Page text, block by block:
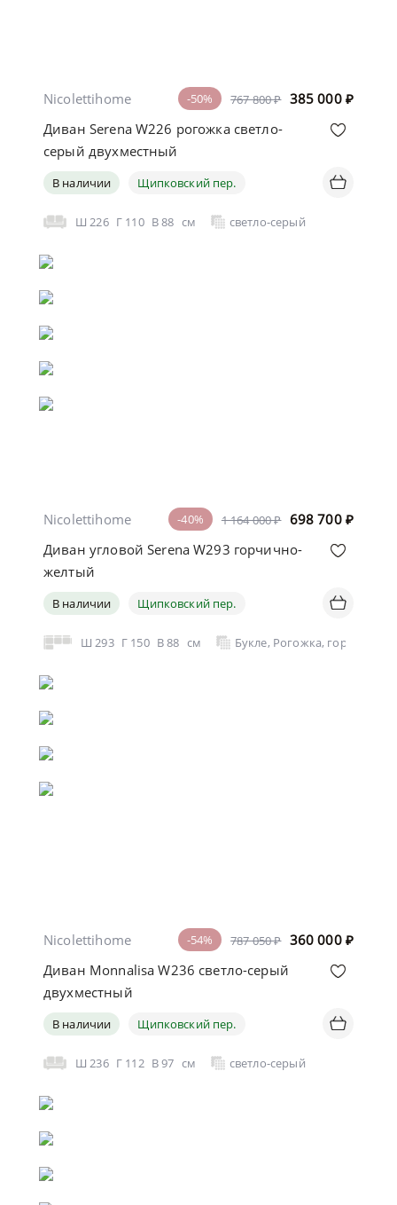
767 800 ₽ 385 000 ₽
-50%
Nicolettihome
Диван Serena W226 рогожка светло-
серый двухместный
В наличии Щипковский пер.
Ш 226 Г 110 В88 см светло-серый
1 164 000 ₽ 698 700 ₽
-40%
Nicolettihome
Диван угловой Serena W293 горчично-
желтый
В наличии Щипковский пер.
Ш 293 Г 150 В88 см Букле, Рогожка, горчично-
787 050 ₽ 360 000 ₽
-54%
Nicolettihome
Диван Monnalisa W236 светло-серый
двухместный
В наличии Щипковский пер.
Ш 236 Г 112 В97 см светло-серый